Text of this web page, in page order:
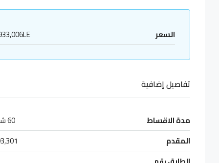
السعر
تفاصيل إضافية
مدة الاقساط 60 شهر
المقدم